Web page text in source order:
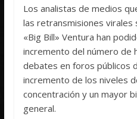
Los analistas de medios
las retransmisiones
«Big Bill» Ventura han
incremento del número de
debates en foros públicos
incremento de los niveles
concentración y un mayor
general.